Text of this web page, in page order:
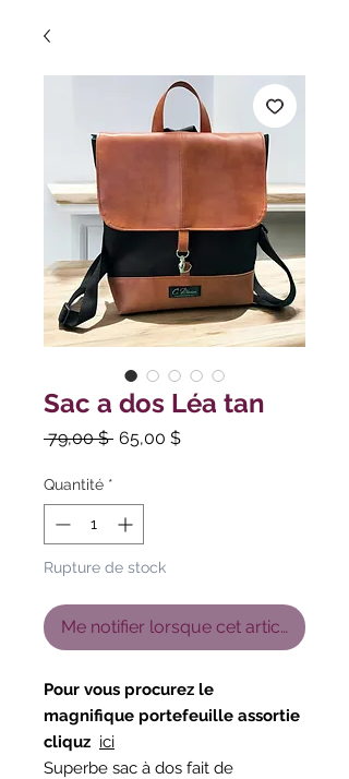
Sac a dos Léa tan
79,00 $ Prix
65,00 $Prix
Quantité *
Rupture de stock
Me notifier lorsque cet article est
Pour vous procurez le
magnifique portefeuille assortie
cliquz ici
Superbe sac à dos fait de